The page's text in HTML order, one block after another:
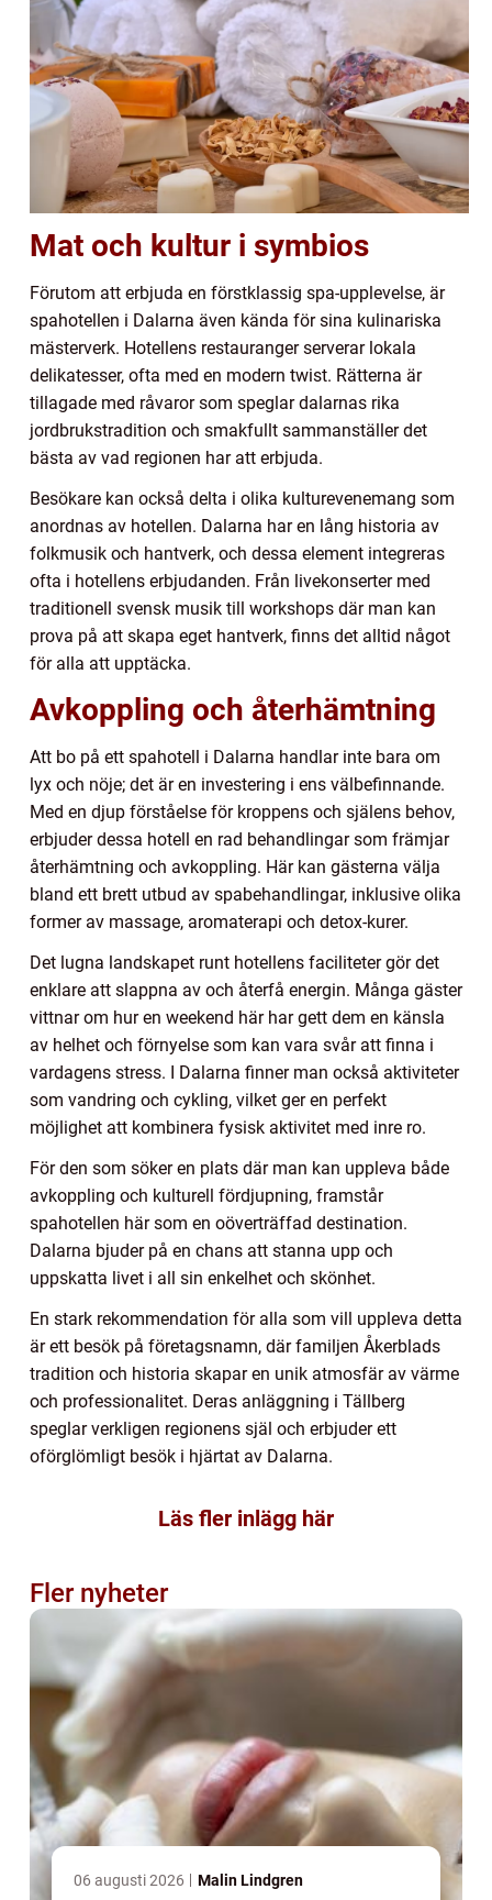
Mat och kultur i symbios
Förutom att erbjuda en förstklassig spa-upplevelse, är
spahotellen i Dalarna även kända för sina kulinariska
mästerverk. Hotellens restauranger serverar lokala
delikatesser, ofta med en modern twist. Rätterna är
tillagade med råvaror som speglar dalarnas rika
jordbrukstradition och smakfullt sammanställer det
bästa av vad regionen har att erbjuda.
Besökare kan också delta i olika kulturevenemang som
anordnas av hotellen. Dalarna har en lång historia av
folkmusik och hantverk, och dessa element integreras
ofta i hotellens erbjudanden. Från livekonserter med
traditionell svensk musik till workshops där man kan
prova på att skapa eget hantverk, finns det alltid något
för alla att upptäcka.
Avkoppling och återhämtning
Att bo på ett spahotell i Dalarna handlar inte bara om
lyx och nöje; det är en investering i ens välbefinnande.
Med en djup förståelse för kroppens och själens behov,
erbjuder dessa hotell en rad behandlingar som främjar
återhämtning och avkoppling. Här kan gästerna välja
bland ett brett utbud av spabehandlingar, inklusive olika
former av massage, aromaterapi och detox-kurer.
Det lugna landskapet runt hotellens faciliteter gör det
enklare att slappna av och återfå energin. Många gäster
vittnar om hur en weekend här har gett dem en känsla
av helhet och förnyelse som kan vara svår att finna i
vardagens stress. I Dalarna finner man också aktiviteter
som vandring och cykling, vilket ger en perfekt
möjlighet att kombinera fysisk aktivitet med inre ro.
För den som söker en plats där man kan uppleva både
avkoppling och kulturell fördjupning, framstår
spahotellen här som en oöverträffad destination.
Dalarna bjuder på en chans att stanna upp och
uppskatta livet i all sin enkelhet och skönhet.
En stark rekommendation för alla som vill uppleva detta
är ett besök på företagsnamn, där familjen Åkerblads
tradition och historia skapar en unik atmosfär av värme
och professionalitet. Deras anläggning i Tällberg
speglar verkligen regionens själ och erbjuder ett
oförglömligt besök i hjärtat av Dalarna.
Läs fler inlägg här
Fler nyheter
06 augusti 2026 Malin Lindgren